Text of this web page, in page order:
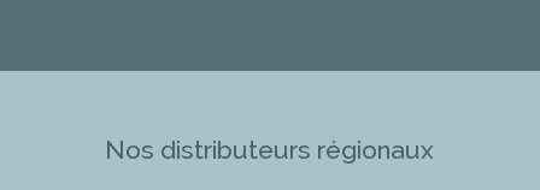
Nos distributeurs régionaux